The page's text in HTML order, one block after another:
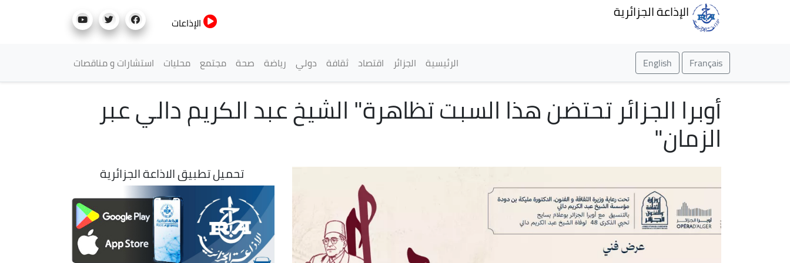
الإذاعة الجزائرية
الإذاعات
Français
English القائمة الرئيسية
الرئيسية الجزائر اقتصاد ثقافة دولي رياضة صحة مجتمع محليات استشارات و مناقصات
أوبرا الجزائر تحتضن هذا السبت تظاهرة" الشيخ عبد الكريم دالي عبر
الزمان"
تحميل تطبيق الاذاعة الجزائرية